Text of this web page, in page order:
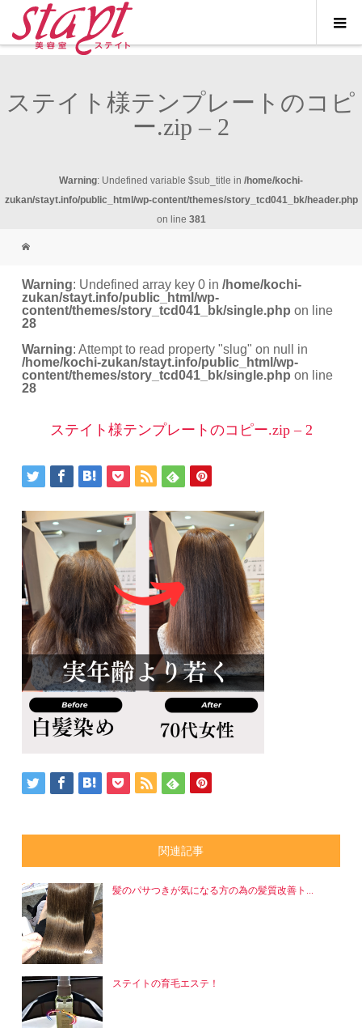
ステイト様テンプレートのコピ
ー.zip – 2
Warning: Undefined variable $sub_title in /home/kochi-
zukan/stayt.info/public_html/wp-content/themes/story_tcd041_bk/header.php
on line 381
Warning: Undefined array key 0 in/home/kochi-
zukan/stayt.info/public_html/wp-
content/themes/story_tcd041_bk/single.php on line
28
Warning: Attempt to read property "slug" on null in
/home/kochi-zukan/stayt.info/public_html/wp-
content/themes/story_tcd041_bk/single.php on line
28
ステイト様テンプレートのコピー.zip – 2
関連記事
髪のパサつきが気になる方の為の髪質改善ト...
ステイトの育毛エステ！